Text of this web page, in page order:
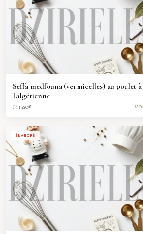
Seffa medfouna (vermicelles) au poulet à
l'algérienne
1h30€
ÉLABORÉ